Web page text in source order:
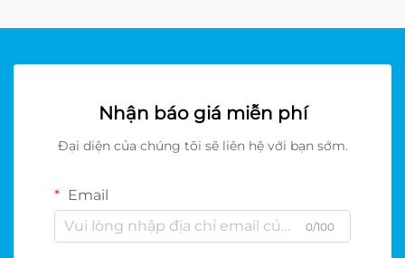
Nhận báo giá miễn phí
Đại diện của chúng tôi sẽ liên hệ với bạn sớm.
Email
0/100